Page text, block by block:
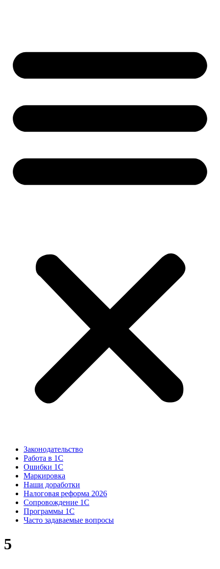
Законодательство
Работа в 1С
Ошибки 1С
Маркировка
Наши доработки
Налоговая реформа 2026
Сопровождение 1С
Программы 1С
Часто задаваемые вопросы
5